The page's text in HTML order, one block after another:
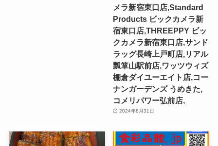
メラ新宿東口店,Standard
Products ビックカメラ新
宿東口店,THREEPPY ビッ
クカメラ新宿東口店,サンド
ラッグ長崎上戸町店,リアル
瓢箪山駅前店,ワッツウィズ
棚倉ダイユーエイト店,コー
ナンガーデンズ うめきた,
コメリパワー弘前店,
2024年8月31日